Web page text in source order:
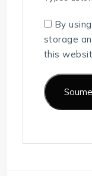
By
storage
this